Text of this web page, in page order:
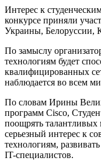
Интерес к
конкурсе приняли
Украины, Белоруссии,
По замыслу
технологиям будет
квалифицированных
наблюдается во всем
По словам Ирины
программ Cisco,
поощрять
серьезный интерес к
технологиям,
IT-специалистов.